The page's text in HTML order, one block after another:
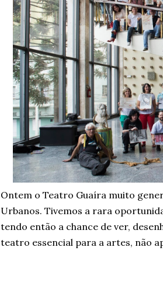
Ontem o Teatro Guaíra muito
Urbanos. Tivemos a rara
tendo então a chance de ver,
teatro essencial para a artes, não